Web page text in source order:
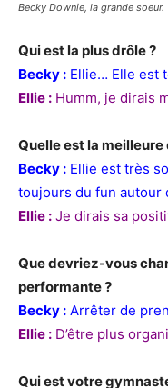
Becky Downie, la grande soeur.
Qui est la plus drôle ?
Becky : Ellie… Elle est
Ellie : Humm, je dirais
Quelle est la meilleure
Becky : Ellie est très
toujours du fun autour
Ellie : Je dirais sa
Que devriez-vous
performante ?
Becky : Arrêter de
Ellie : D’être plus
Qui est votre